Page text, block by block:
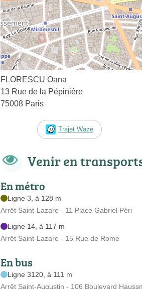
FLORESCU Oana
13 Rue de la Pépinière
75008 Paris
Trajet Waze
Venir en
En métro
Ligne 3, à 128 m
Arrêt Saint-Lazare - 11 Place Gabriel Péri
Ligne 14, à 117 m
Arrêt Saint-Lazare - 15 Rue de Rome
En bus
Ligne 3120, à 111 m
Arrêt Saint-Augustin - 106 Boulevard